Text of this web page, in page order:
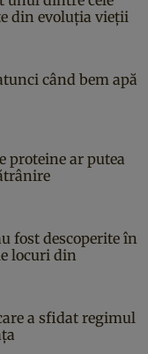
din evoluția vieții
când bem apă
proteine ar putea
fost descoperite în
locuri din
a sfidat regimul